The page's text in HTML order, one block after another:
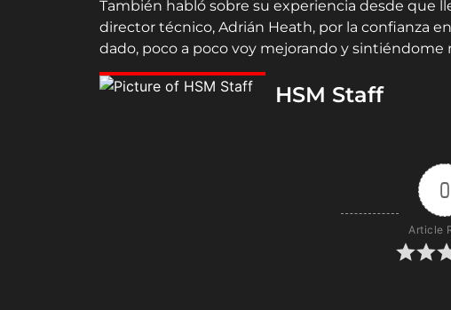
También habló sobre su experiencia desde que
director técnico, Adrián Heath, por la confianza
dado, poco a poco voy mejorando y sintiéndome
HSM Staff
0
Article